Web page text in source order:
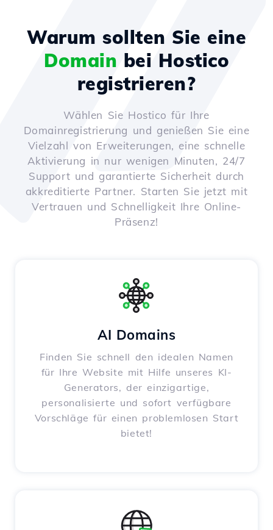
Warum sollten Sie eine
Domain bei Hostico
registrieren?
Wählen Sie Hostico für Ihre
Domainregistrierung und genießen Sie eine
Vielzahl von Erweiterungen, eine schnelle
Aktivierung in nur wenigen Minuten, 24/7
Support und garantierte Sicherheit durch
akkreditierte Partner. Starten Sie jetzt mit
Vertrauen und Schnelligkeit Ihre Online-
Präsenz!
AI Domains
Finden Sie schnell den idealen Namen
für Ihre Website mit Hilfe unseres KI-
Generators, der einzigartige,
personalisierte und sofort verfügbare
Vorschläge für einen problemlosen Start
bietet!